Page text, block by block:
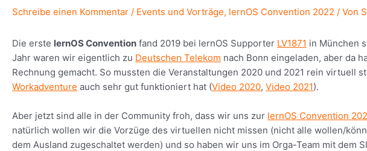
Schreibe einen Kommentar / Events und Vorträge, lernOS Convention 2022 / Von
Die erste lernOS Convention fand 2019 bei lernOS Supporter LV1871 in München
Jahr waren wir eigentlich zu Deutschen Telekom nach Bonn eingeladen, aber da
Rechnung gemacht. So mussten die Veranstaltungen 2020 und 2021 rein virtuell
Workadventure auch sehr gut funktioniert hat (Video 2020, Video 2021).
Aber jetzt sind alle in der Community froh, dass wir uns zur lernOS Convention
natürlich wollen wir die Vorzüge des virtuellen nicht missen (nicht alle wollen/
dem Ausland zugeschaltet werden) und so haben wir uns im Orga-Team mit dem